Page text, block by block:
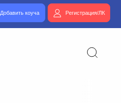
Добавить коуча Регистрация/ЛК